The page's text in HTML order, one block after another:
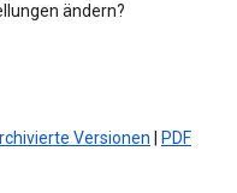
ändern?
Versionen
PDF